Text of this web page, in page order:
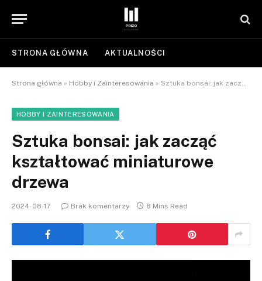
STRONA GŁÓWNA AKTUALNOŚCI
Strona główna » Hobby i Zainteresowania » Sztuka bonsai: jak zacząć kształtować miniaturowe drzewa
HOBBY I ZAINTERESOWANIA
Sztuka bonsai: jak zacząć
kształtować miniaturowe
drzewa
2024-08-17 Brak komentarzy 8 Mins Read